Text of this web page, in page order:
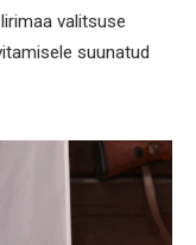
valitsuse
suunatud